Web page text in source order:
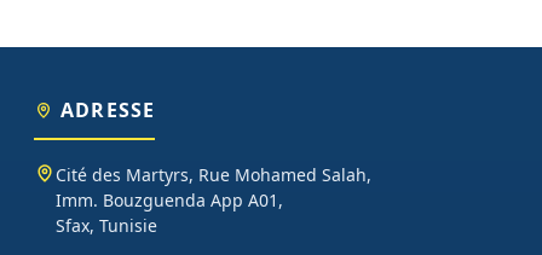
ADRESSE
Cité des Martyrs, Rue Mohamed Salah,
Imm. Bouzguenda App A01,
Sfax, Tunisie